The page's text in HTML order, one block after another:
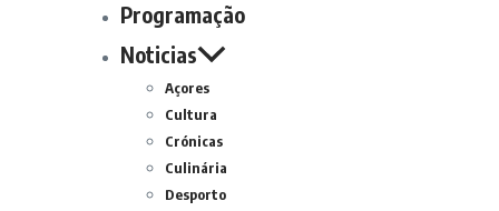
Programação
Noticias
Açores
Cultura
Crónicas
Culinária
Desporto